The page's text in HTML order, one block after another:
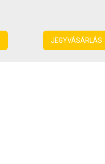
JEGYVÁSÁRLÁS